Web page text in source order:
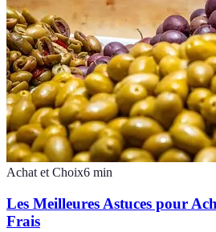
Achat et Choix6 min
Les Meilleures Astuces pour
Frais